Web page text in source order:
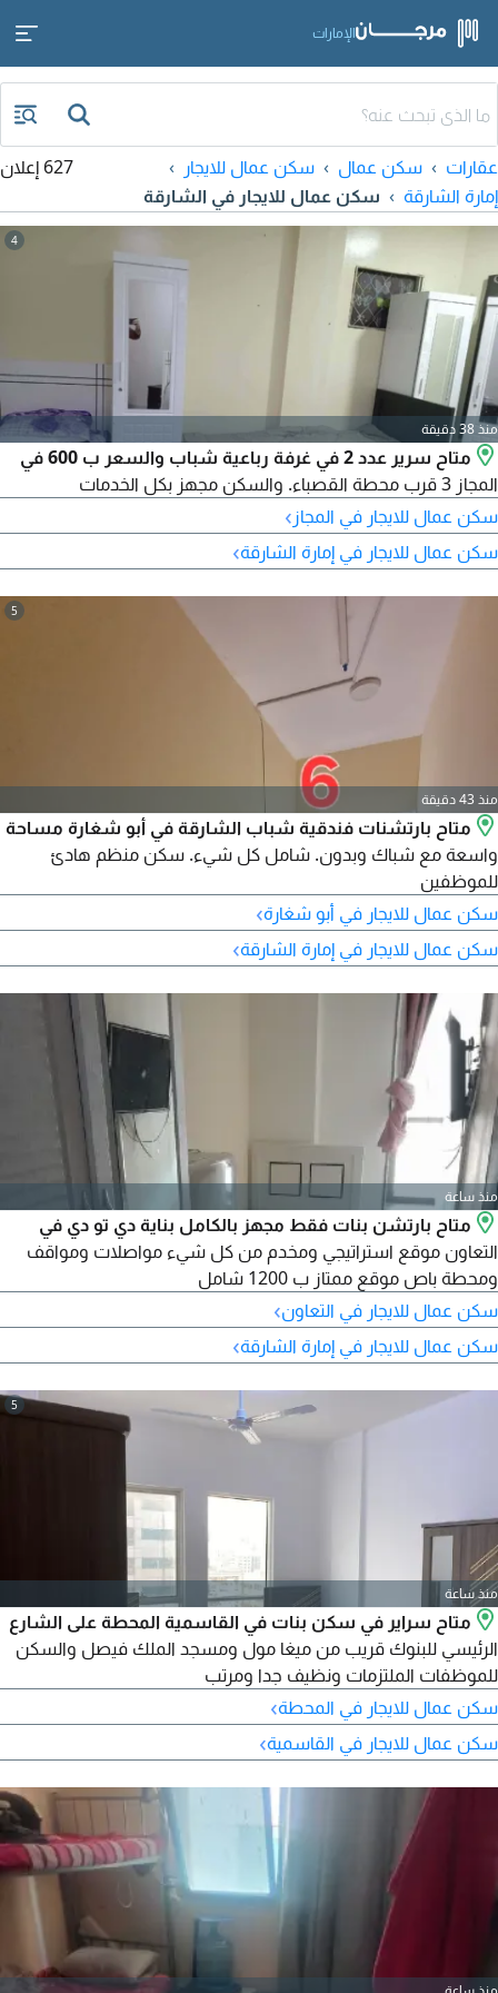
الإمارات
عقارات سكن عمال
سكن عمال للايجار
إمارة الشارقة
سكن عمال للايجار في الشارقة
627 إعلان
4
منذ 38 دقيقة
متاح سرير عدد 2 في غرفة رباعية شباب والسعر ب 600 في
المجاز 3 قرب محطة القصباء. والسكن مجهز بكل الخدمات
سكن عمال للايجار في المجاز ›
سكن عمال للايجار في إمارة الشارقة›
5
منذ 43 دقيقة
متاح بارتشنات فندقية شباب الشارقة في أبو شغارة مساحة
واسعة مع شباك وبدون. شامل كل شيء. سكن منظم هادئ
للموظفين
سكن عمال للايجار في أبو شغارة›
سكن عمال للايجار في إمارة الشارقة›
منذ ساعة
متاح بارتشن بنات فقط مجهز بالكامل بناية دي تو دي في
التعاون موقع استراتيجي ومخدم من كل شيء مواصلات ومواقف
ومحطة باص موقع ممتاز ب 1200 شامل
سكن عمال للايجار في التعاون›
سكن عمال للايجار في إمارة الشارقة›
5
منذ ساعة
متاح سراير في سكن بنات في القاسمية المحطة على الشارع
الرئيسي للبنوك قريب من ميغا مول ومسجد الملك فيصل والسكن
للموظفات الملتزمات ونظيف جدا ومرتب
سكن عمال للايجار في المحطة›
سكن عمال للايجار في القاسمية›